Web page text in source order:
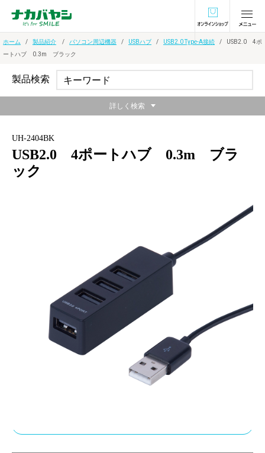
オンラインショ
ホーム 製品紹介 パソコン周辺機器 USBハブ USB2.0 Type-A接続
USB2.0 4ポ
ートハブ 0.3m ブラック
UH-2404BK
USB2.0 4ポートハブ 0.3m ブラ
ック
コンパクトな縦挿し4ポートハブ。底面マグネット
メーカー希望小売価格：
¥2,120+ 税
●コンパクトなボディに使いやすい縦挿しUSB2.0ハブ。
●底面マグネット付きでスチールデスク等に固定できます。
製品検索
詳しく検索